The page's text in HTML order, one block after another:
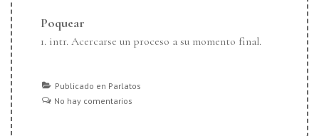
Poquear
1. intr. Acercarse un proceso a su momento final.
Publicado en Parlatos
No hay comentarios